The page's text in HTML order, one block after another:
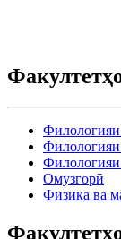
Филологияи
Филологияи
Омӯзгорӣ
Физика ва